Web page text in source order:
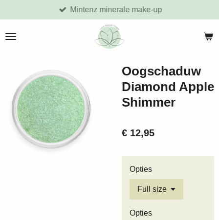
direct
naar
Mintenz minerale make-up
Oogschaduw
Diamond Apple
Shimmer
€ 12,95
Opties
Opties